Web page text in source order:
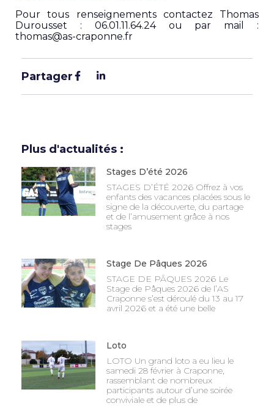
Pour tous renseignements contactez Thomas
Durousset : 06.01.11.64.24 ou par mail :
thomas@as-craponne.fr
Partager
Plus d'actualités :
Stages D’été 2026
STAGES D’ÉTÉ 2026 Offrez à vos
enfants des vacances placées sous le
signe de la découverte, du partage
et de l’amusement grâce à nos
stages
Stage De Pâques 2026
STAGE DE PÂQUES 2026 Le
Stage de Pâques 2026 de l’AS
Craponne s’est déroulé du 13 au 17
avril 2026 et a été une belle
Loto
LOTO Un grand loto a eu lieu le
samedi 28 février à Craponne,
rassemblant de nombreux
participants autour d’une soirée
conviviale et de plus de